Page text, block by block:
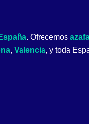
. Ofrecemos
, Valencia, y toda